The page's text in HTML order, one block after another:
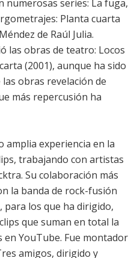
numerosas series: La fuga,
Planta cuarta
de Raúl Julia.
las obras de teatro: Locos
(2001), aunque ha sido
las obras revelación de
más repercusión ha
amplia experiencia en la
trabajando con artistas
Su colaboración más
la banda de rock-fusión
para los que ha dirigido,
que suman en total la
en YouTube. Fue montador
amigos, dirigido y